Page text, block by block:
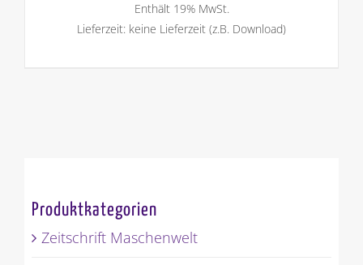
Enthält 19% MwSt.
Lieferzeit: keine Lieferzeit (z.B. Download)
Produktkategorien
Zeitschrift Maschenwelt